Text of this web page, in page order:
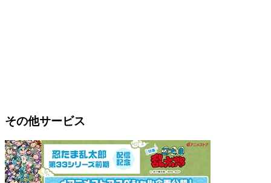
その他サービス